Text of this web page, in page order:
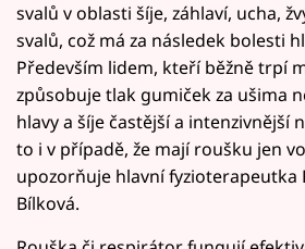
svalů v oblasti šíje, záhlaví, ucha,
svalů, což má za následek bolesti
Především lidem, kteří běžně trpí
způsobuje tlak gumiček za ušima
hlavy a šíje častější a intenzivnější
to i v případě, že mají roušku jen
upozorňuje hlavní fyzioterapeutka
Bílková.